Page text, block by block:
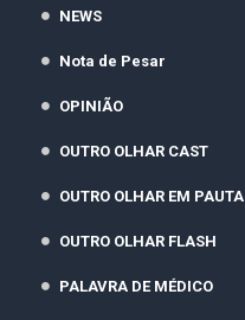
NEWS
Nota de Pesar
OPINIÃO
OUTRO OLHAR CAST
OUTRO OLHAR EM PAUTA
OUTRO OLHAR FLASH
PALAVRA DE MÉDICO